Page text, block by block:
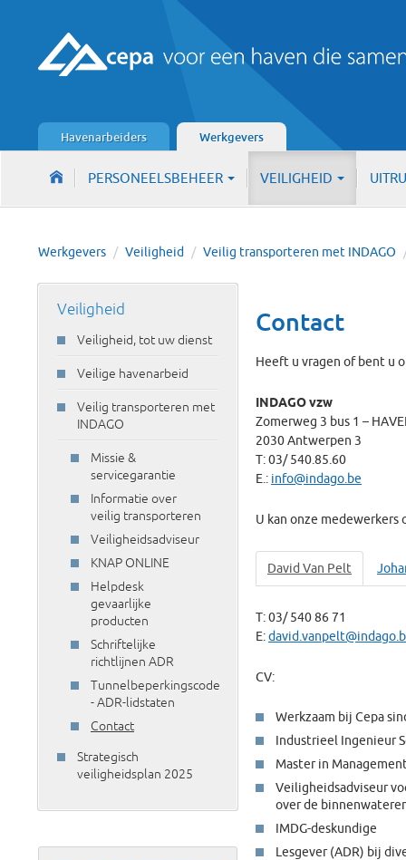
Havenarbeiders Werkgevers
PERSONEELSBEHEER VEILIGHEID
Werkgevers / Veiligheid / Veilig transporteren met INDAGO
Veiligheid
Veiligheid, tot uw dienst
Veilige havenarbeid
Veilig transporteren met
INDAGO
Missie &
servicegarantie
Informatie over
veilig transporteren
Veiligheidsadviseur
KNAP ONLINE
Helpdesk
gevaarlijke
producten
Schriftelijke
richtlijnen ADR
Tunnelbeperkingscode
- ADR-lidstaten
Contact
Strategisch
veiligheidsplan 2025
Contact
Heeft u vragen of bent u
INDAGO vzw
Zomerweg 3 bus 1 –
2030 Antwerpen 3
T: 03/ 540.85.60
E.: info@indago.be
U kan onze medewerkers
David Van Pelt
T: 03/ 540 86 71
E:
CV:
Werkzaam bij Cepa
Industrieel Ingenieur
Master in
Veiligheidsadviseur
over de
IMDG-deskundige
Lesgever (ADR) bij